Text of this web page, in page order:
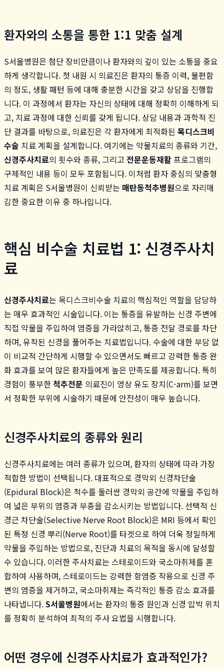
환자와의 소통을 통한 1:1 맞춤 설계
S서울병원은 첨단 장비만큼이나 환자와의 깊이 있는 소통을 중요
하게 생각합니다. 첫 내원 시 의료진은 환자의 통증 이력, 불편함
의 정도, 생활 패턴 등에 대해 충분한 시간을 갖고 상담을 진행합
니다. 이 과정에서 환자는 자신의 상태에 대해 정확히 이해하게 되
고, 치료 과정에 대한 신뢰를 갖게 됩니다. 상담 내용과 과학적 진
단 결과를 바탕으로, 의료진은 각 환자에게 최적화된 목디스크비
수술 치료 계획을 설계합니다. 여기에는 약물치료의 종류와 기간,
신경주사치료의 횟수와 종류, 그리고 전문운동재활프로그램의
구체적인 내용 등이 모두 포함됩니다. 이처럼 환자 중심의 맞춤형
치료 계획은 S서울병원이 신뢰받는 매탄동척추병원으로 자리매
김한 중요한 이유 중 하나입니다.
핵심 비수술 치료법 1: 신경주사치
료
신경주사치료는 목디스크비수술 치료의 핵심적인 역할을 담당하
는 매우 효과적인 시술입니다. 이는 통증을 유발하는 신경 주변에
직접 약물을 주입하여 염증을 가라앉히고, 통증 전달 경로를 차단
하며, 유착된 신경을 풀어주는 치료법입니다. 수술에 대한 부담 없
이 비교적 간단하게 시행할 수 있으면서도 빠르고 강력한 통증 완
화 효과를 보여 많은 환자들에게 높은 만족도를 제공합니다. 특히
경험이 풍부한척추전문 의료진이 영상 유도 장치(C-arm)를 보면
서 정확한 부위에 시술하기 때문에 안전성이 매우 높습니다.
신경주사치료의 종류와 원리
신경주사치료에는 여러 종류가 있으며, 환자의 상태에 따라 가장
적합한 방법이 선택됩니다. 대표적으로 경막외 신경차단술
(Epidural Block)은 척수를 둘러싼 경막외 공간에 약물을 주입하
여 넓은 부위의 염증과 부종을 감소시키는 방법입니다. 선택적 신
경근 차단술(Selective Nerve Root Block)은 MRI 등에서 확인
된 특정 신경 뿌리(Nerve Root)를 타겟으로 하여 더욱 정밀하게
약물을 주입하는 방법으로, 진단과 치료의 목적을 동시에 달성할
수 있습니다. 이러한 주사치료는 스테로이드와 국소마취제를 혼
합하여 사용하며, 스테로이드는 강력한 항염증 작용으로 신경 주
변의 염증을 제거하고, 국소마취제는 즉각적인 통증 감소 효과를
나타냅니다.S서울병원에서는 환자의 통증 원인과 신경 압박 위치
를 정확히 분석하여 최적의 주사 요법을 시행합니다.
어떤 경우에 신경주사치료가 효과적인가?